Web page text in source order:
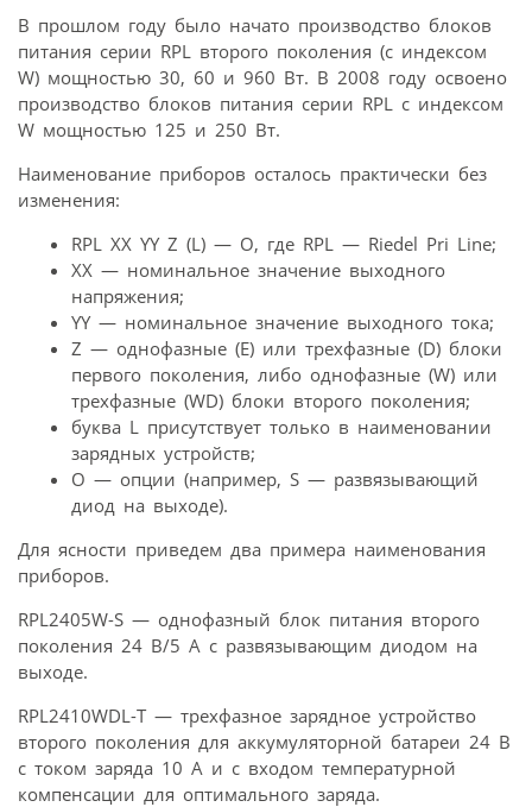
В прошлом году было начато производство блоков
питания серии RPL второго поколения (c индексом
W) мощностью 30, 60 и 960 Вт. В 2008 году освоено
производство блоков питания серии RPL с индексом
W мощностью 125 и 250 Вт.
Наименование приборов осталось практически без
изменения:
RPL XX YY Z (L) — O, где RPL — Riedel Pri Line;
XX — номинальное значение выходного
напряжения;
YY — номинальное значение выходного тока;
Z — однофазные (E) или трехфазные (D) блоки
первого поколения, либо однофазные (W) или
трехфазные (WD) блоки второго поколения;
буква L присутствует только в наименовании
зарядных устройств;
O — опции (например, S — развязывающий
диод на выходе).
Для ясности приведем два примера наименования
приборов.
RPL2405W-S — однофазный блок питания второго
поколения 24 В/5 А с развязывающим диодом на
выходе.
RPL2410WDL-T — трехфазное зарядное устройство
второго поколения для аккумуляторной батареи 24 В
с током заряда 10 А и с входом температурной
компенсации для оптимального заряда.